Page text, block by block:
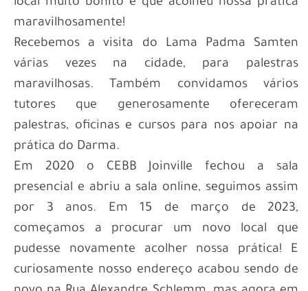
local muito bonito e que acolheu nossa prática
maravilhosamente!
Recebemos a visita do Lama Padma Samten
várias vezes na cidade, para palestras
maravilhosas. Também convidamos vários
tutores que generosamente ofereceram
palestras, oficinas e cursos para nos apoiar na
prática do Darma.
Em 2020 o CEBB Joinville fechou a sala
presencial e abriu a sala online, seguimos assim
por 3 anos. Em 15 de março de 2023,
começamos a procurar um novo local que
pudesse novamente acolher nossa prática! E
curiosamente nosso endereço acabou sendo de